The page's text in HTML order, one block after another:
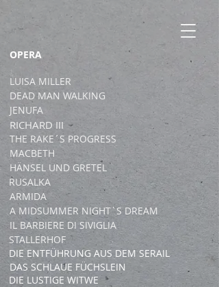
OPERA
LUISA MILLER
DEAD MAN WALKING
JENUFA
RICHARD III
THE RAKE´S PROGRESS
MACBETH
HÄNSEL UND GRETEL
RUSALKA
ARMIDA
A MIDSUMMER NIGHT`S DREAM
IL BARBIERE DI SIVIGLIA
STALLERHOF
DIE ENTFÜHRUNG AUS DEM SERAIL
DAS SCHLAUE FÜCHSLEIN
DIE LUSTIGE WITWE